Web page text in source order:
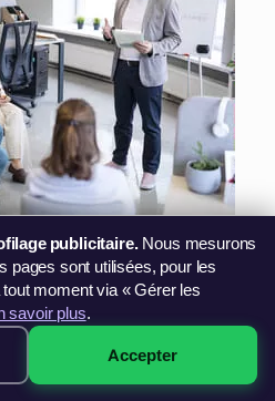
en plus des collaborateurs
les fonctionnalités avancées
dynamiques, les fonctions
Power Pivot permet de gagner un
prise de décision grâce à des
les sessions →
publicitaire.Nous mesurons
pages sont utilisées, pour les
moment via « Gérer les
savoir plus.
Accepter